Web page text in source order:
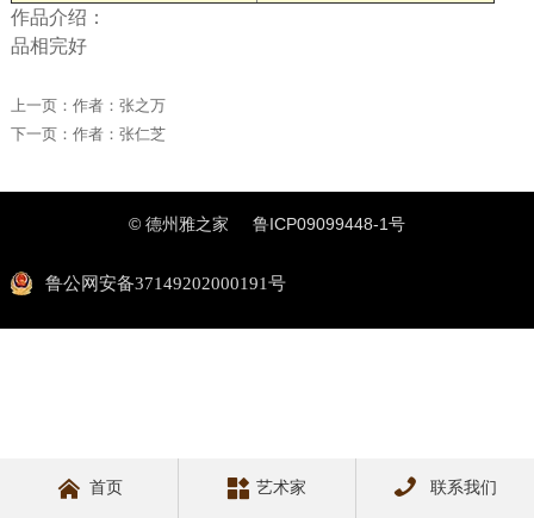
作品介绍：
品相完好
上一页： 作者：张之万
下一页： 作者：张仁芝
© 德州雅之家 鲁ICP09099448-1号
鲁公网安备37149202000191号
 首页  艺术家  联系我们